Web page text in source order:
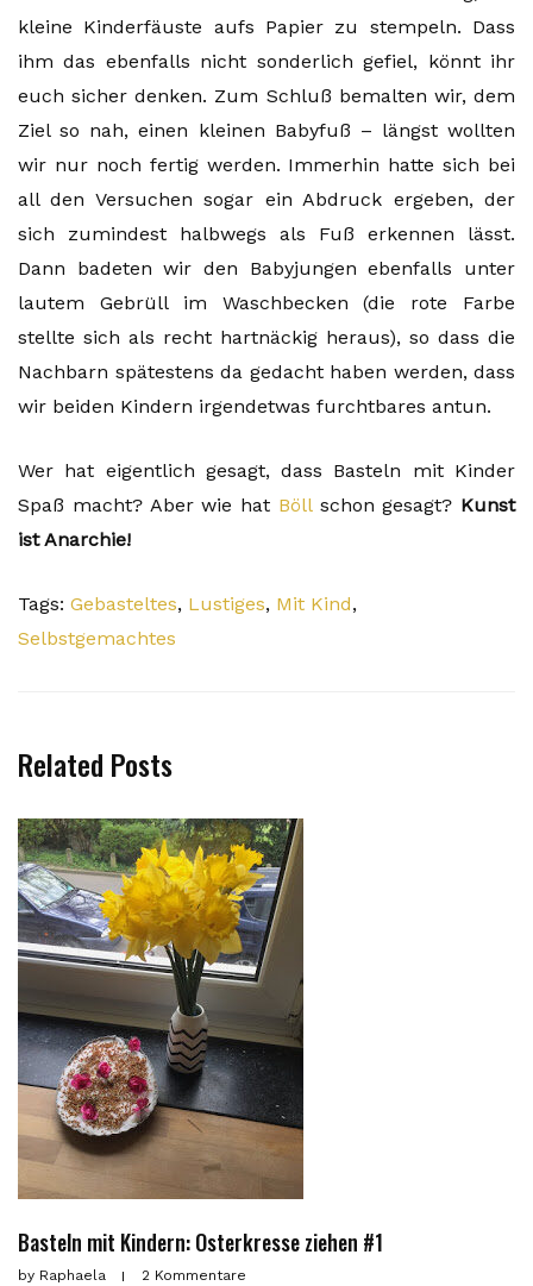
kleine Kinderfäuste aufs Papier zu stempeln. Dass
ihm das ebenfalls nicht sonderlich gefiel, könnt ihr
euch sicher denken. Zum Schluß bemalten wir, dem
Ziel so nah, einen kleinen Babyfuß – längst wollten
wir nur noch fertig werden. Immerhin hatte sich bei
all den Versuchen sogar ein Abdruck ergeben, der
sich zumindest halbwegs als Fuß erkennen lässt.
Dann badeten wir den Babyjungen ebenfalls unter
lautem Gebrüll im Waschbecken (die rote Farbe
stellte sich als recht hartnäckig heraus), so dass die
Nachbarn spätestens da gedacht haben werden, dass
wir beiden Kindern irgendetwas furchtbares antun.
Wer hat eigentlich gesagt, dass Basteln mit Kinder
Spaß macht? Aber wie hat Böllschon gesagt? Kunst
ist Anarchie!
Tags: Gebasteltes, Lustiges, Mit Kind,
Selbstgemachtes
Related Posts
Basteln mit Kindern: Osterkresse ziehen #1
by Raphaela 2 Kommentare